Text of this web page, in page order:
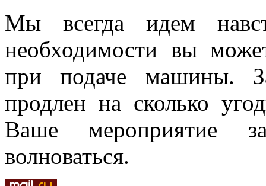
Мы всегда идем
необходимости вы
при подаче машины.
продлен на сколько
Ваше мероприятие
волноваться.